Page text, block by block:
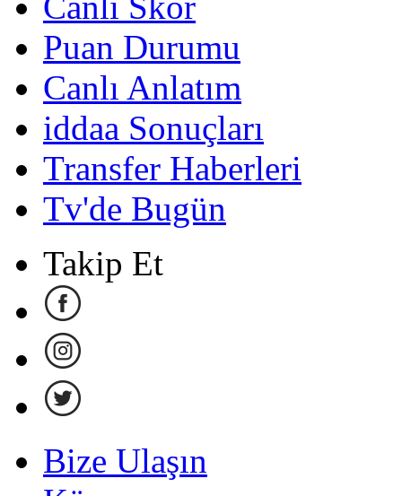
Puan Durumu
Canlı Anlatım
iddaa Sonuçları
Transfer Haberleri
Tv'de Bugün
Takip Et
Bize Ulaşın